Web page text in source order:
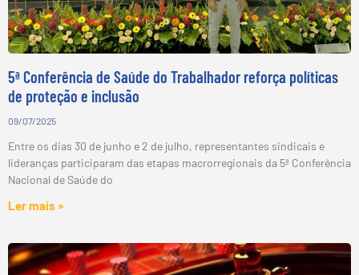
5ª Conferência de Saúde do Trabalhador reforça políticas
de proteção e inclusão
09/07/2025
Entre os dias 30 de junho e 2 de julho, representantes sindicais e
lideranças participaram das etapas macrorregionais da 5ª Conferência
Nacional de Saúde do
Ler mais »